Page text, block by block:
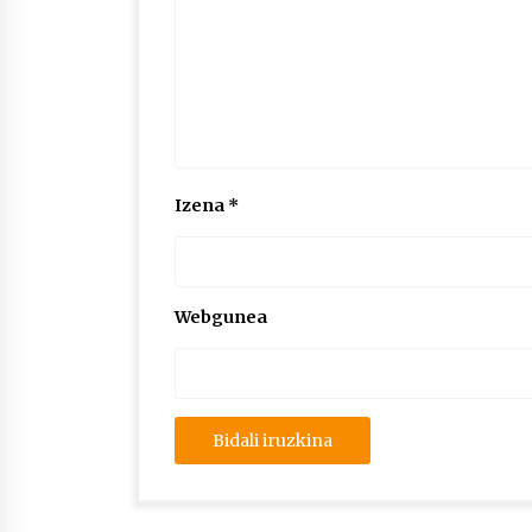
Izena *
Webgunea